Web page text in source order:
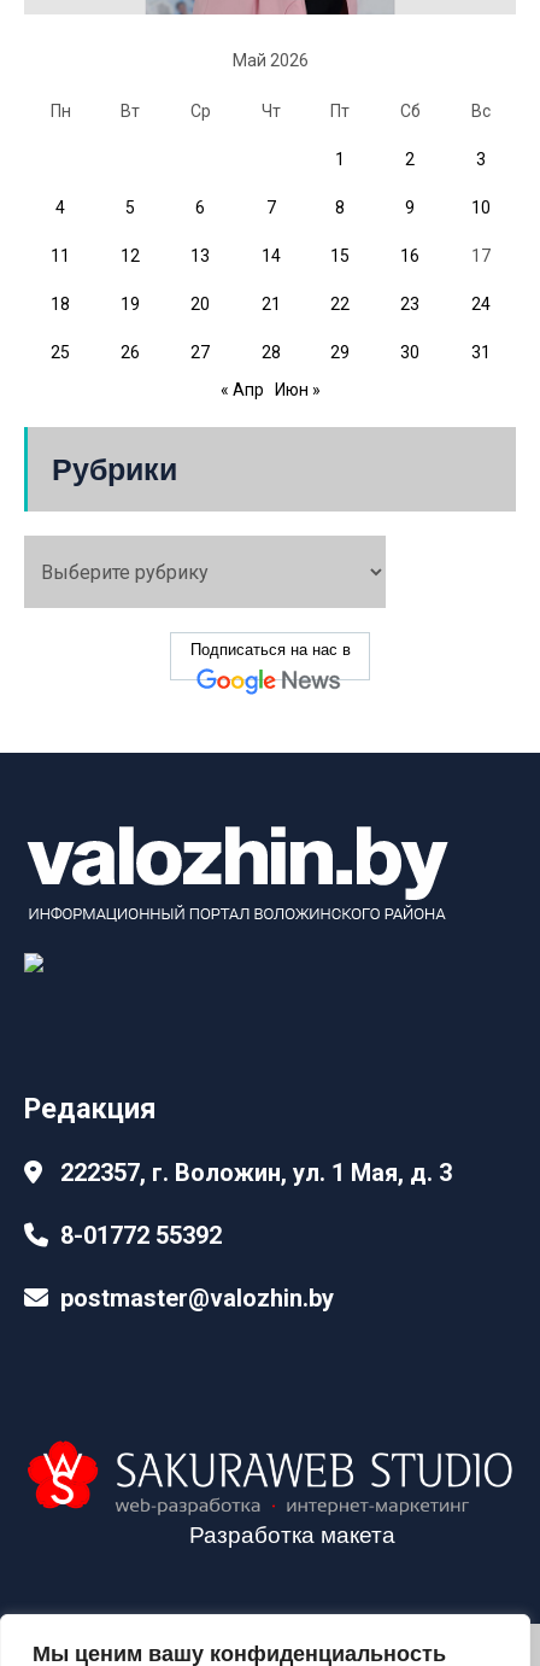
Мы ценим вашу конфиденциальность
Май 2026
Пн Вт Ср Чт Пт Сб Вс
1 2 3
4 5 6 7 8 9 10
11 12 13 14 15 16 17
18 19 20 21 22 23 24
25 26 27 28 29 30
31
« Апр
Июн »
Рубрики
Подписаться на нас в
Редакция
222357, г. Воложин, ул. 1 Мая, д. 3
8-01772 55392
postmaster@valozhin.by
Разработка макета
2024©VALOZHIN.BY - НОВОСТИ ВОЛОЖИНСКОГО РАЙОНА